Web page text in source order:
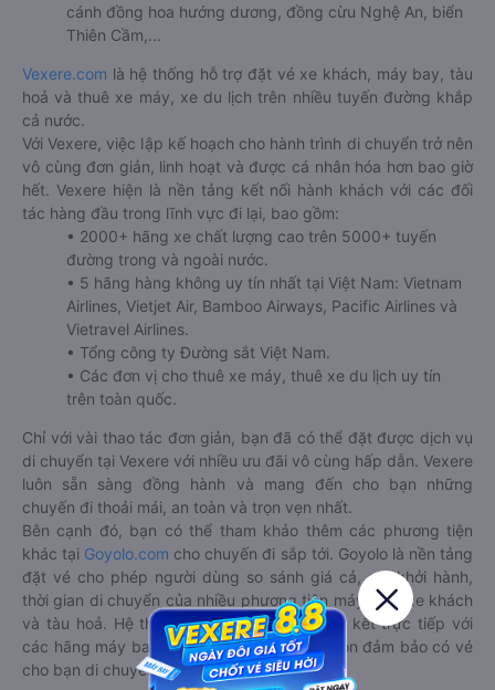
cánh đồng hoa hướng dương, đồng cừu Nghệ An, biển
Thiên Cầm,...
Vexere.com là hệ thống hỗ trợ đặt vé xe khách, máy bay, tàu
hoả và thuê xe máy, xe du lịch trên nhiều tuyến đường khắp
cả nước.
Với Vexere, việc lập kế hoạch cho hành trình di chuyển trở nên
vô cùng đơn giản, linh hoạt và được cá nhân hóa hơn bao giờ
hết. Vexere hiện là nền tảng kết nối hành khách với các đối
tác hàng đầu trong lĩnh vực đi lại, bao gồm:
• 2000+ hãng xe chất lượng cao trên 5000+ tuyến
đường trong và ngoài nước.
• 5 hãng hàng không uy tín nhất tại Việt Nam: Vietnam
Airlines, Vietjet Air, Bamboo Airways, Pacific Airlines và
Vietravel Airlines.
• Tổng công ty Đường sắt Việt Nam.
• Các đơn vị cho thuê xe máy, thuê xe du lịch uy tín
trên toàn quốc.
Chỉ với vài thao tác đơn giản, bạn đã có thể đặt được dịch vụ
di chuyển tại Vexere với nhiều ưu đãi vô cùng hấp dẫn. Vexere
luôn sẵn sàng đồng hành và mang đến cho bạn những
chuyến đi thoải mái, an toàn và trọn vẹn nhất.
Bên cạnh đó, bạn có thể tham khảo thêm các phương tiện
khác tại Goyolo.com cho chuyến đi sắp tới. Goyolo là nền tảng
đặt vé cho phép người dùng so sánh giá cả, giờ khởi hành,
thời gian di chuyển của nhiều phương tiện máy bay, xe khách
và tàu hoả. Hệ thống của Goyolo được liên kết trực tiếp với
các hãng máy bay, xe khách và tàu hoả, luôn đảm bảo có vé
cho bạn di chuyển.